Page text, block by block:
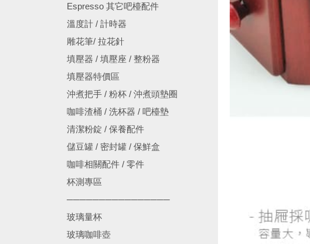
Espresso 其它吧檯配件
溫度計 / 計時器
雕花筆/ 拉花針
填壓器 / 填壓座 / 整粉器
填壓器特價區
沖煮把手 / 粉杯 / 沖煮頭墊圈
咖啡渣桶 / 洗杯器 / 吧檯墊
清潔粉錠 / 保養配件
儲豆罐 / 密封罐 / 保鮮盒
咖啡相關配件 / 零件
杯測專區
────────────────
玻璃量杯
玻璃咖啡壺